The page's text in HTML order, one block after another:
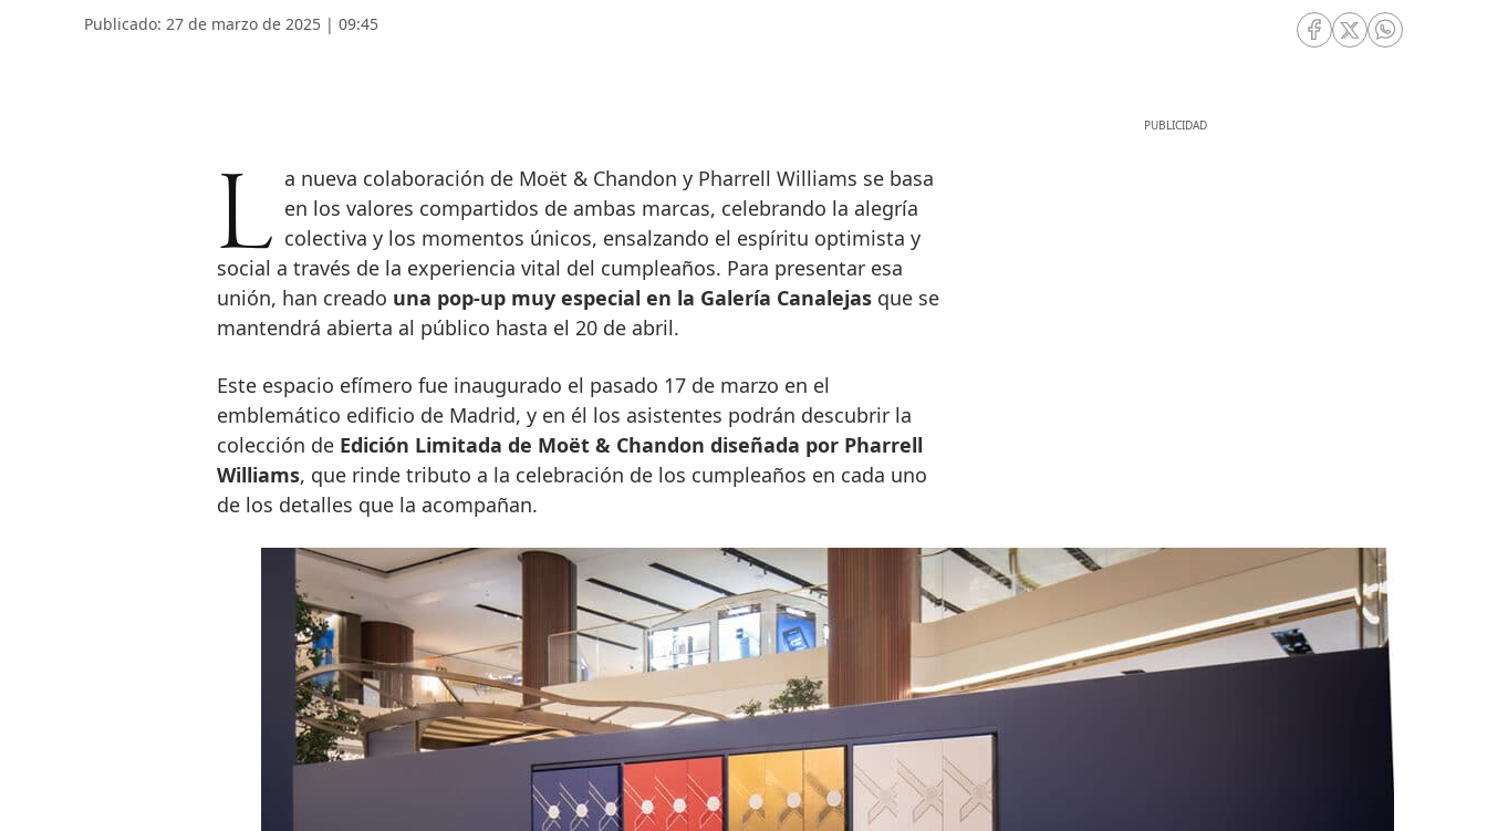
Publicado: 27 de marzo de 2025 | 09:45
RRSS Facebook
RRSS Twitter
RRSS
La nueva colaboración de Moët & Chandon y Pharrell Williams se basa en los valores compartidos de ambas marcas, celebrando la alegría
colectiva y los momentos únicos, ensalzando el espíritu optimista y
social a través de la experiencia vital del cumpleaños. Para presentar esa
unión, han creado una pop-up muy especial en la Galería Canalejasque se
mantendrá abierta al público hasta el 20 de abril.
Este espacio efímero fue inaugurado el pasado 17 de marzo en el
emblemático edificio de Madrid, y en él los asistentes podrán descubrir la
colección deEdición Limitada de Moët & Chandon diseñada por Pharrell
Williams, que rinde tributo a la celebración de los cumpleaños en cada uno
de los detalles que la acompañan.